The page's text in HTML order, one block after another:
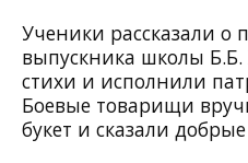
Ученики рассказали о
выпускника школы
стихи и исполнили
Боевые товарищи
букет и сказали